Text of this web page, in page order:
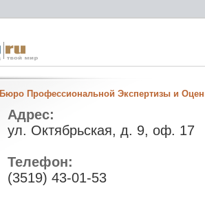
Бюро Профессиональной Экспертизы и
Адрес:
ул. Октябрьская, д. 9, оф. 17
Телефон:
(3519) 43-01-53